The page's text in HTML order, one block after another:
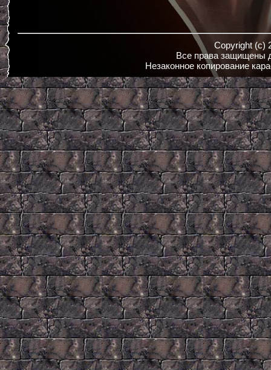
Copyright (c)
Все права защищены
Незаконное копирование